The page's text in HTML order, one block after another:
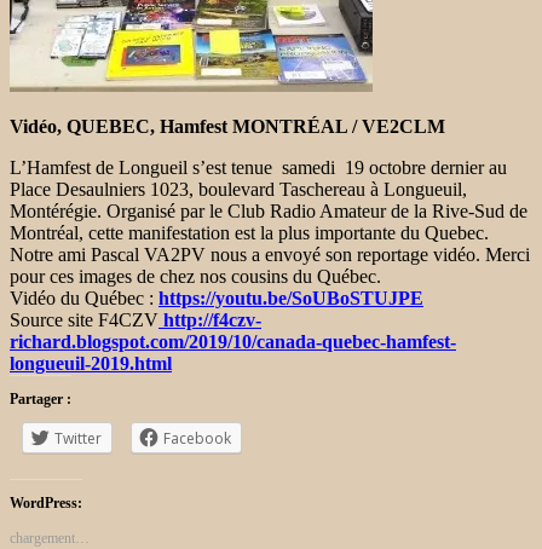
Vidéo, QUEBEC, Hamfest MONTRÉAL / VE2CLM
L’Hamfest de Longueil s’est tenue samedi 19 octobre dernier au
Place Desaulniers 1023, boulevard Taschereau à Longueuil,
Montérégie. Organisé par le Club Radio Amateur de la Rive-Sud de
Montréal, cette manifestation est la plus importante du Quebec.
Notre ami Pascal VA2PV nous a envoyé son reportage vidéo. Merci
pour ces images de chez nos cousins du Québec.
Vidéo du Québec : https://youtu.be/SoUBoSTUJPE
Source site F4CZV http://f4czv-
richard.blogspot.com/2019/10/canada-quebec-hamfest-
longueuil-2019.html
Partager :
Twitter Facebook
WordPress:
chargement…